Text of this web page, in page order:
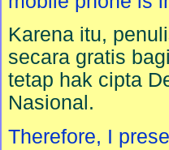
Karena itu,
secara gratis
tetap hak cipta
Nasional.
Therefore, I